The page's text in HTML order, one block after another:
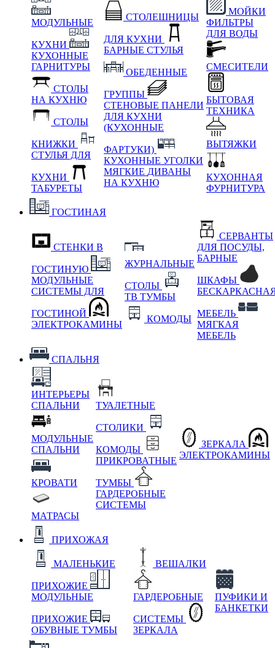
МОДУЛЬНЫЕ
КУХНИ
КУХОННЫЕ
ГАРНИТУРЫ
СТОЛЫ
НА КУХНЮ
СТОЛЫ
КНИЖКИ
СТУЛЬЯ ДЛЯ
КУХНИ
ТАБУРЕТЫ
СТОЛЕШНИЦЫ
ДЛЯ КУХНИ
БАРНЫЕ СТУЛЬЯ
ОБЕДЕННЫЕ
ГРУППЫ
СТЕНОВЫЕ ПАНЕЛИ
ДЛЯ КУХНИ
(КУХОННЫЕ
ФАРТУКИ)
КУХОННЫЕ УГОЛКИ
МЯГКИЕ ДИВАНЫ
НА КУХНЮ
МОЙКИ
ФИЛЬТРЫ
ДЛЯ ВОДЫ
СМЕСИТЕЛИ
БЫТОВАЯ
ТЕХНИКА
ВЫТЯЖКИ
КУХОННАЯ
ФУРНИТУРА
ГОСТИНАЯ
СТЕНКИ В
ГОСТИНУЮ
МОДУЛЬНЫЕ
СИСТЕМЫ ДЛЯ
ГОСТИНОЙ
ЭЛЕКТРОКАМИНЫ
ЖУРНАЛЬНЫЕ
СТОЛЫ
ТВ ТУМБЫ
КОМОДЫ
СЕРВАНТЫ
ДЛЯ ПОСУДЫ,
БАРНЫЕ
ШКАФЫ
МЕБЕЛЬ
МЯГКАЯ
МЕБЕЛЬ
СПАЛЬНЯ
ИНТЕРЬЕРЫ
СПАЛЬНИ
МОДУЛЬНЫЕ
СПАЛЬНИ
КРОВАТИ
МАТРАСЫ
ТУАЛЕТНЫЕ
СТОЛИКИ
КОМОДЫ
ПРИКРОВАТНЫЕ
ТУМБЫ
ГАРДЕРОБНЫЕ
СИСТЕМЫ
ЗЕРКАЛА
ЭЛЕКТРОКАМИНЫ
ПРИХОЖАЯ
МАЛЕНЬКИЕ
ПРИХОЖИЕ
МОДУЛЬНЫЕ
ПРИХОЖИЕ
ОБУВНЫЕ ТУМБЫ
ВЕШАЛКИ
ГАРДЕРОБНЫЕ
СИСТЕМЫ
ЗЕРКАЛА
ПУФИКИ И
БАНКЕТКИ